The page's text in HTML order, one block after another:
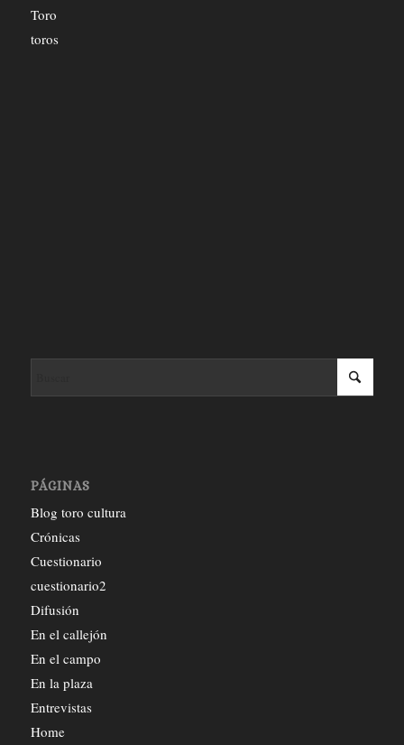
Toro
toros
PÁGINAS
Blog toro cultura
Crónicas
Cuestionario
cuestionario2
Difusión
En el callejón
En el campo
En la plaza
Entrevistas
Home